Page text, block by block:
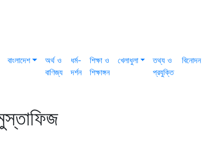
বাংলাদেশ
অর্থ ও
বাণিজ্য
ধর্ম-
দর্শন
শিক্ষা ও
শিক্ষাঙ্গন
খেলাধুলা
তথ্য ও
প্রযুক্তি
বিনোদন